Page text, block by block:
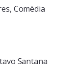
Comèdia
Santana